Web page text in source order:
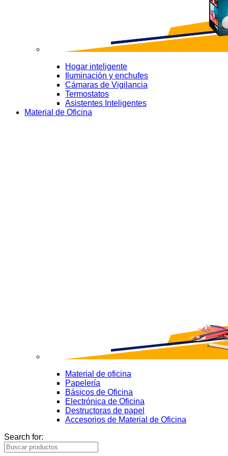
Hogar inteligente
Iluminación y enchufes
Cámaras de Vigilancia
Termostatos
Asistentes Inteligentes
Material de Oficina
Material de oficina
Papelería
Básicos de Oficina
Electrónica de Oficina
Destructoras de papel
Accesorios de Material de Oficina
Search for: